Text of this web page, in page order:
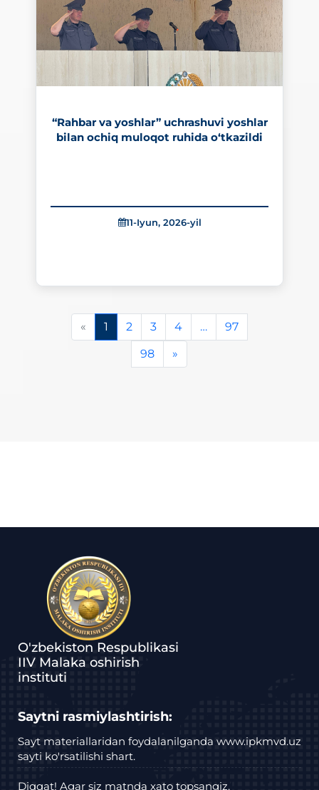
“Rahbar va yoshlar” uchrashuvi yoshlar
bilan ochiq muloqot ruhida o‘tkazildi
11-Iyun, 2026-yil
« 1 2 3 4 …
97
98
»
O'zbekiston Respublikasi
IIV Malaka oshirish
instituti
Saytni rasmiylashtirish:
Sayt materiallaridan foydalanilganda www.ipkmvd.uz
sayti ko'rsatilishi shart.
Diqqat! Agar siz matnda xato topsangiz,